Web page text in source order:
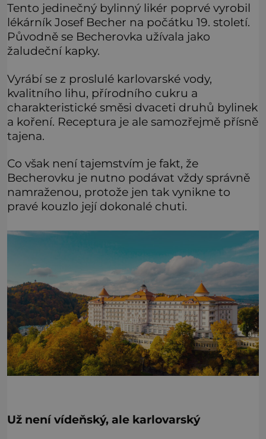
Tento jedinečný bylinný likér poprvé vyrobil
lékárník Josef Becher na počátku 19. století.
Původně se Becherovka užívala jako
žaludeční kapky.
Vyrábí se z proslulé karlovarské vody,
kvalitního lihu, přírodního cukru a
charakteristické směsi dvaceti druhů bylinek
a koření. Receptura je ale samozřejmě přísně
tajena.
Co však není tajemstvím je fakt, že
Becherovku je nutno podávat vždy správně
namraženou, protože jen tak vynikne to
pravé kouzlo její dokonalé chuti.
Už není vídeňský, ale karlovarský